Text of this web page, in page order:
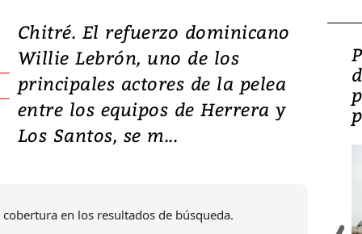
Chitré. El refuerzo dominicano
Willie Lebrón, uno de los
principales actores de la pelea
entre los equipos de Herrera y
Los Santos, se m...
en los resultados de búsqueda.
Video: Lula lanza su
candidatura con
promesas de inversión
en defensa, educación y
tierras raras